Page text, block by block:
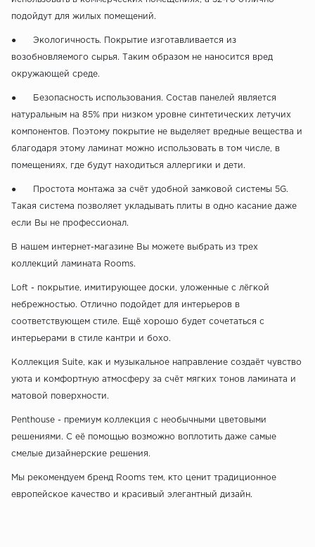
подойдут для жилых помещений.
● Экологичность. Покрытие изготавливается из
возобновляемого сырья. Таким образом не наносится вред
окружающей среде.
● Безопасность использования. Состав панелей является
натуральным на 85% при низком уровне синтетических летучих
компонентов. Поэтому покрытие не выделяет вредные вещества и
благодаря этому ламинат можно использовать в том числе, в
помещениях, где будут находиться аллергики и дети.
● Простота монтажа за счёт удобной замковой системы 5G.
Такая система позволяет укладывать плиты в одно касание даже
если Вы не профессионал.
В нашем интернет-магазине Вы можете выбрать из трех
коллекций ламината Rooms.
Loft - покрытие, имитирующее доски, уложенные с лёгкой
небрежностью. Отлично подойдет для интерьеров в
соответствующем стиле. Ещё хорошо будет сочетаться с
интерьерами в стиле кантри и бохо.
Коллекция Suite, как и музыкальное направление создаёт чувство
уюта и комфортную атмосферу за счёт мягких тонов ламината и
матовой поверхности.
Penthouse - премиум коллекция с необычными цветовыми
решениями. С её помощью возможно воплотить даже самые
смелые дизайнерские решения.
Мы рекомендуем бренд Rooms тем, кто ценит традиционное
европейское качество и красивый элегантный дизайн.